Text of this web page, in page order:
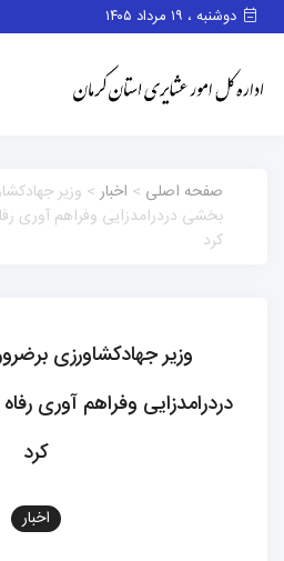
دوشنبه ، ۱۹ مرداد ۱۴۰۵
صفحه اصلی > اخبار> وزیر
بخشی دردرامدزایی وفراهم آوری
کرد
وزیر جهادکشاورزی
دردرامدزایی وفراهم آوری
کرد
اخبار